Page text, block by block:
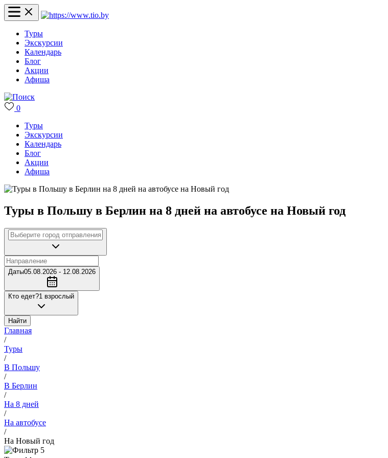
Туры
Экскурсии
Календарь
Блог
Акции
Афиша
0
Туры
Экскурсии
Календарь
Блог
Акции
Афиша
Туры в Польшу в Берлин на 8 дней на автобусе на Новый год
Даты05.08.2026 - 12.08.2026
Кто едет?1 взрослый
Найти
Главная
/
Туры
/
В Польшу
/
В Берлин
/
На 8 дней
/
На автобусе
/
На Новый год
5